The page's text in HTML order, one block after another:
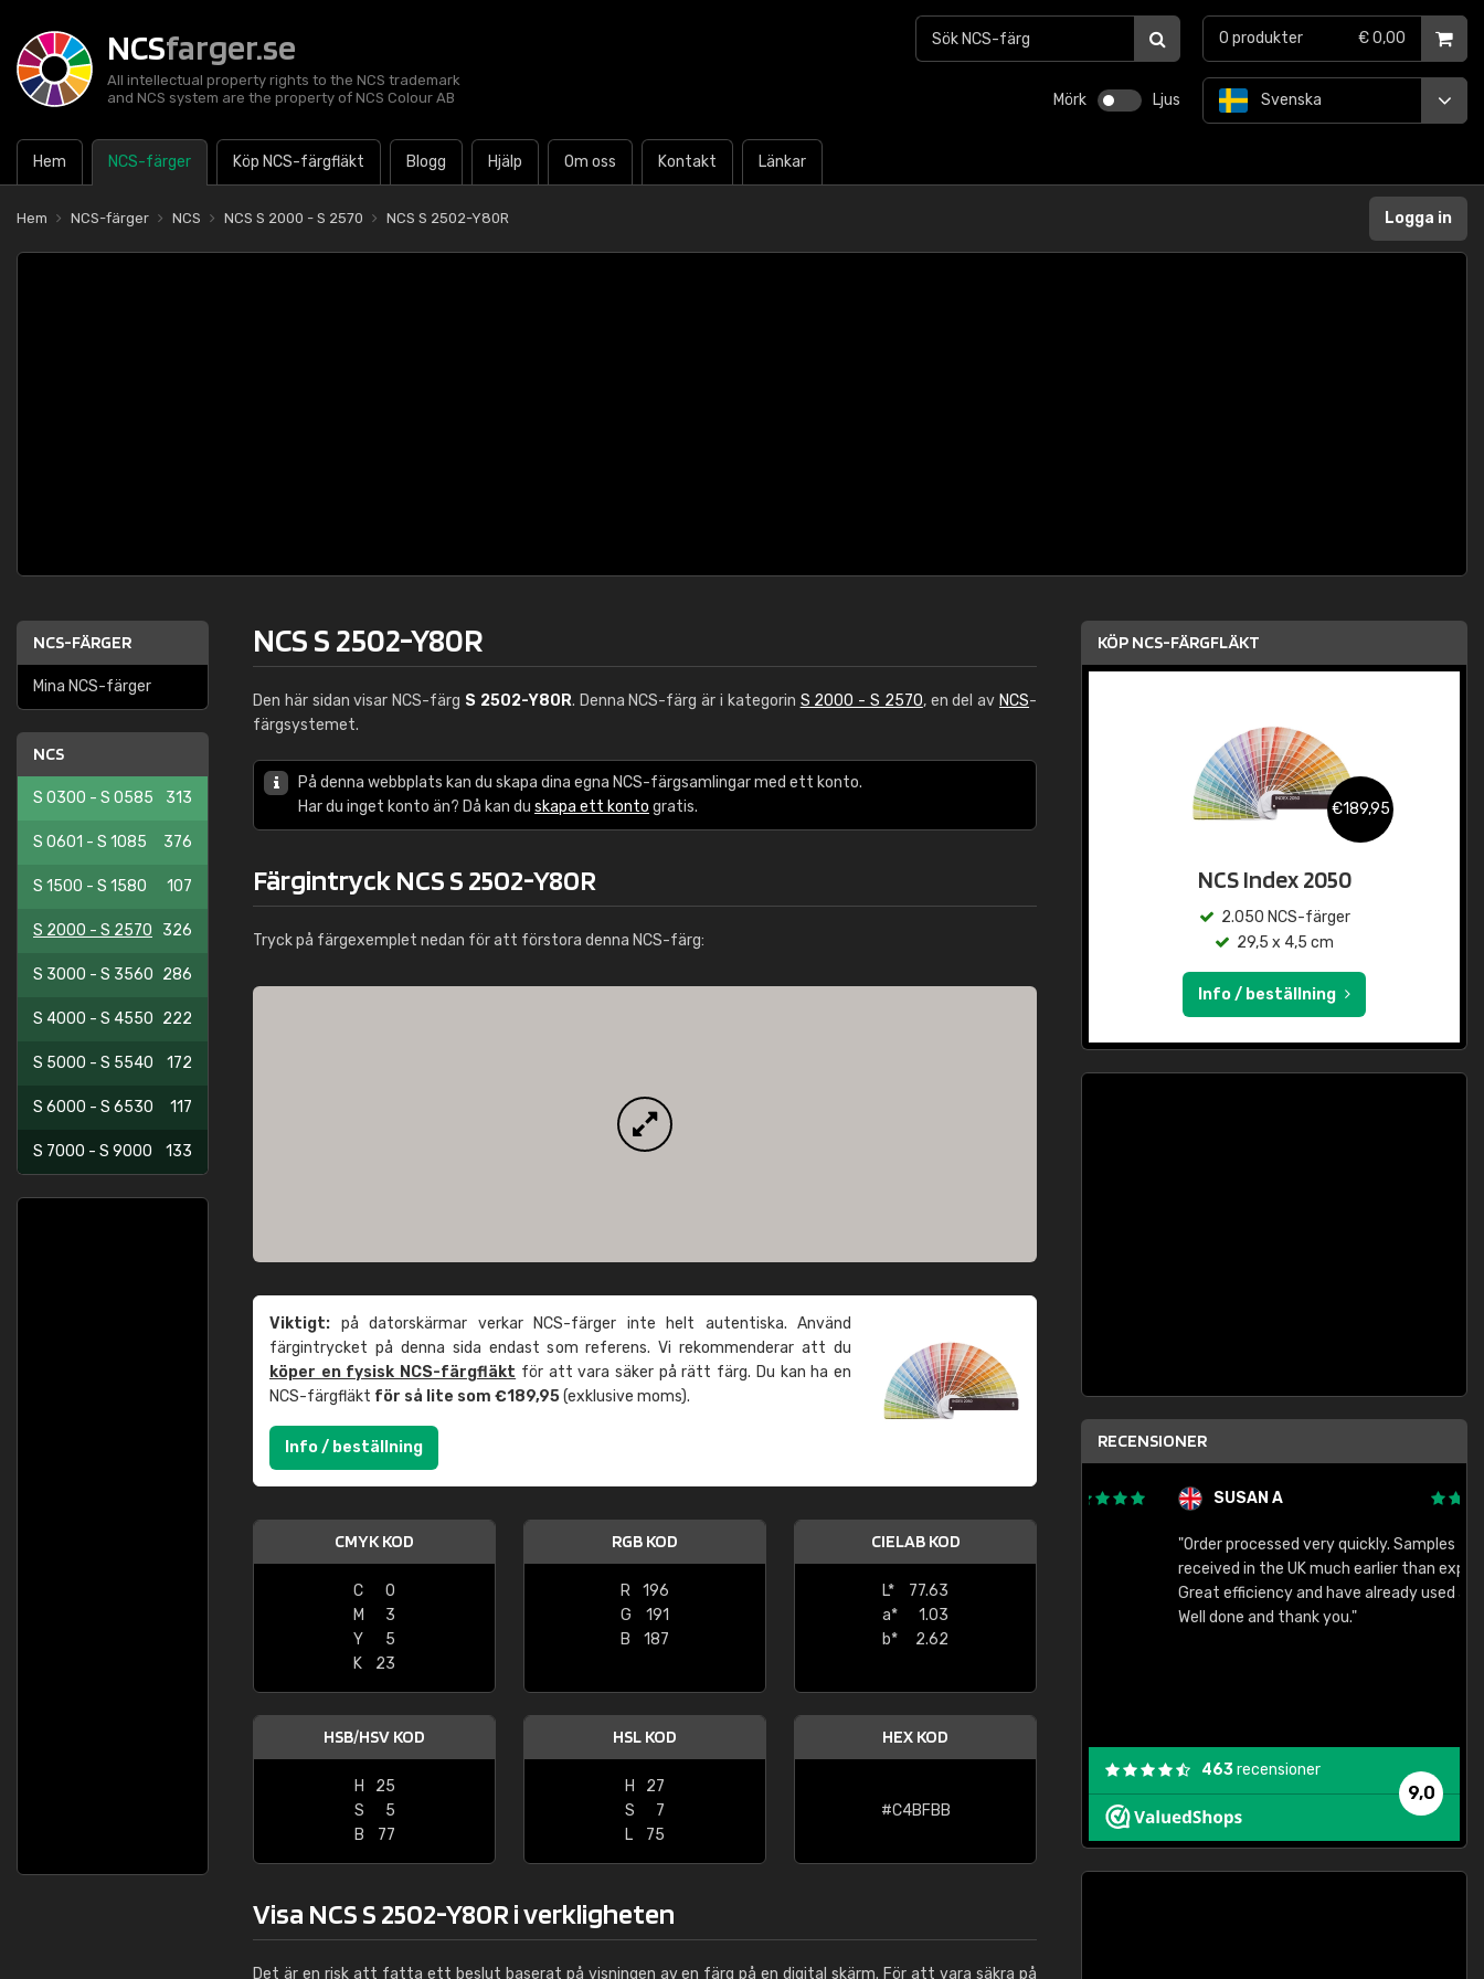
NCSfarger.se
All intellectual property rights to the NCS trademark
and NCS system are the property of NCS Colour AB
Mörk Ljus
Hem NCS-färger Köp NCS-färgfläkt Blogg Hjälp Om oss Kontakt Länkar
Svenska
0 produkter € 0,00
Hem NCS-färger NCS NCS S 2000 - S 2570 NCS S 2502-Y80R Logga in
NCS-FÄRGER
Mina NCS-färger
NCS
S 0300 - S 0585 313
S 0601 - S 1085 376
S 1500 - S 1580 107
S 2000 - S 2570 326
S 3000 - S 3560 286
S 4000 - S 4550 222
S 5000 - S 5540 172
S 6000 - S 6530 117
S 7000 - S 9000 133
NCS S 2502-Y80R
Den här sidan visar NCS-färg S 2502-Y80R. Denna NCS-färg är i kategorin S 2000 - S 2570, en del av NCS-
färgsystemet.
På denna webbplats kan du skapa dina egna NCS-färgsamlingar med ett konto.
Har du inget konto än? Då kan du skapa ett konto gratis.
Färgintryck NCS S 2502-Y80R
Tryck på färgexemplet nedan för att förstora denna NCS-färg:
Viktigt: på datorskärmar verkar NCS-färger inte helt autentiska. Använd
färgintrycket på denna sida endast som referens. Vi rekommenderar att du
köper en fysisk NCS-färgfläkt för att vara säker på rätt färg. Du kan ha en
NCS-färgfläkt för så lite som €189,95(exklusive moms).
Info / beställning
CMYK KOD
C
0
M
3
Y
5
K
23
RGB KOD
R
196
G
191
B
187
CIELAB KOD
L*
77.63
a*
1.03
b*
2.62
HSB/HSV KOD
H
25
S
5
B
77
HSL KOD
H
27
S
7
L
75
HEX KOD
#C4BFBB
Visa NCS S 2502-Y80R i verkligheten
Det är en risk att fatta ett beslut baserat på visningen av en färg på en digital skärm. För att vara säkra på
KÖP NCS-FÄRGFLÄKT
€189,95
NCS Index 2050
2.050 NCS-färger
29,5 x 4,5 cm
Info / beställning
RECENSIONER
Windows
"Great product and speedy delivery"
SUSAN A
"Order processed very quickly. Samples
received in the UK much earlier than expected.
Great efficiency and have already used again.
Well done and thank you."
9,0
463recensioner